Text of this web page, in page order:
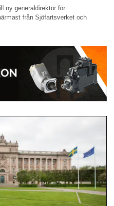
ny generaldirektör för
från Sjöfartsverket och